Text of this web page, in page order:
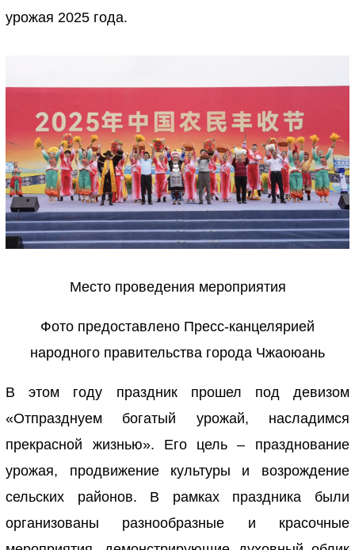
урожая 2025 года.
Место проведения мероприятия
Фото предоставлено Пресс-канцелярией
народного правительства города Чжаоюань
В этом году праздник прошел под девизом
«Отпразднуем богатый урожай, насладимся
прекрасной жизнью». Его цель – празднование
урожая, продвижение культуры и возрождение
сельских районов. В рамках праздника были
организованы разнообразные и красочные